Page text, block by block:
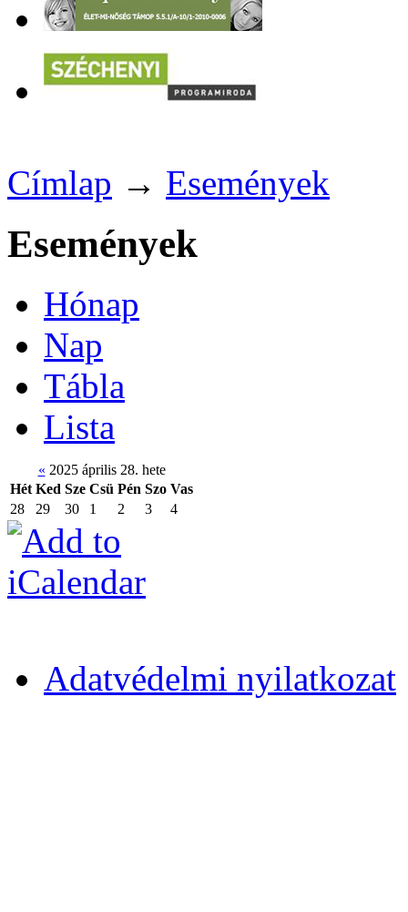
Címlap → Események
Események
Hónap
Nap
Tábla
Lista
« 2025 április 28. hete
Hét Ked Sze Csü Pén Szo Vas
28
29 30 1 2 3 4
Adatvédelmi nyilatkozat